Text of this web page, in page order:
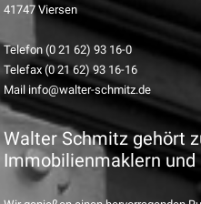
41747 Viersen
Telefon (0 21 62) 93 16-0
Telefax (0 21 62) 93 16-16
Mail info@walter-schmitz.de
Walter Schmitz gehört
Immobilienmaklern